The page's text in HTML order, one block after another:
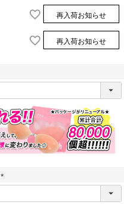
再入荷お知らせ
再入荷お知らせ
(
必